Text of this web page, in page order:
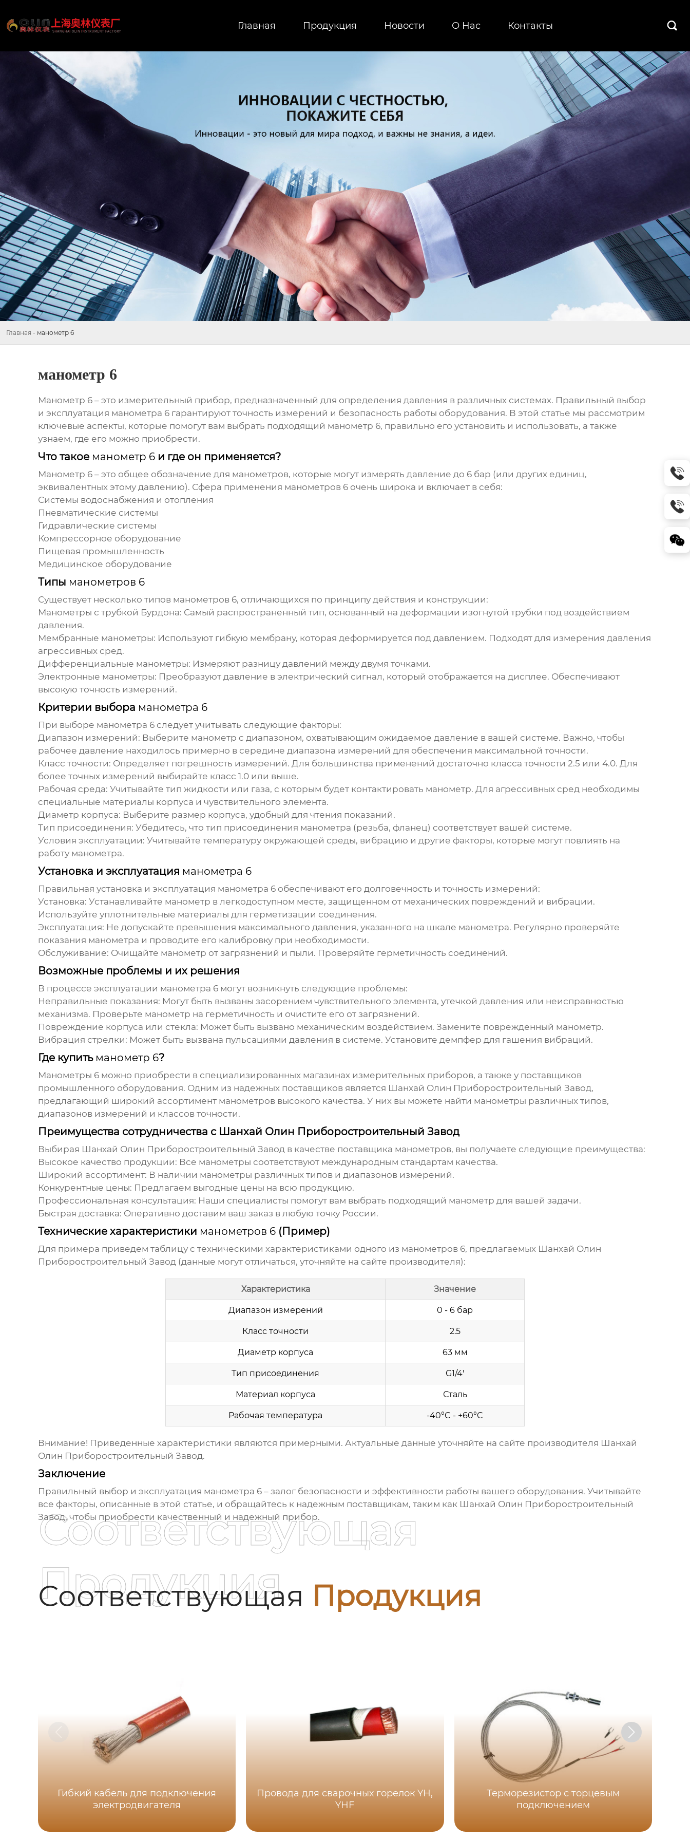
Главная Продукция Новости О Hас Контакты 
Главная - манометр 6
манометр 6
Манометр 6– это измерительный прибор, предназначенный для определения давления в различных системах. Правильный выбор
и эксплуатация манометра 6гарантируют точность измерений и безопасность работы оборудования. В этой статье мы рассмотрим
ключевые аспекты, которые помогут вам выбрать подходящий манометр 6, правильно его установить и использовать, а также
узнаем, где его можно приобрести.
Что такое манометр 6и где он применяется?
Манометр 6– это общее обозначение для манометров, которые могут измерять давление до 6 бар (или других единиц,
эквивалентных этому давлению). Сфера применения манометров 6очень широка и включает в себя:
Системы водоснабжения и отопления
Пневматические системы
Гидравлические системы
Компрессорное оборудование
Пищевая промышленность
Медицинское оборудование
Типы манометров 6
Существует несколько типов манометров 6, отличающихся по принципу действия и конструкции:
Манометры с трубкой Бурдона: Самый распространенный тип, основанный на деформации изогнутой трубки под воздействием
давления.
Мембранные манометры: Используют гибкую мембрану, которая деформируется под давлением. Подходят для измерения давления
агрессивных сред.
Дифференциальные манометры: Измеряют разницу давлений между двумя точками.
Электронные манометры: Преобразуют давление в электрический сигнал, который отображается на дисплее. Обеспечивают
высокую точность измерений.
Критерии выбора манометра 6
При выборе манометра 6следует учитывать следующие факторы:
Диапазон измерений: Выберите манометр с диапазоном, охватывающим ожидаемое давление в вашей системе. Важно, чтобы
рабочее давление находилось примерно в середине диапазона измерений для обеспечения максимальной точности.
Класс точности: Определяет погрешность измерений. Для большинства применений достаточно класса точности 2.5 или 4.0. Для
более точных измерений выбирайте класс 1.0 или выше.
Рабочая среда: Учитывайте тип жидкости или газа, с которым будет контактировать манометр. Для агрессивных сред необходимы
специальные материалы корпуса и чувствительного элемента.
Диаметр корпуса: Выберите размер корпуса, удобный для чтения показаний.
Тип присоединения: Убедитесь, что тип присоединения манометра (резьба, фланец) соответствует вашей системе.
Условия эксплуатации: Учитывайте температуру окружающей среды, вибрацию и другие факторы, которые могут повлиять на
работу манометра.
Установка и эксплуатация манометра 6
Правильная установка и эксплуатация манометра 6обеспечивают его долговечность и точность измерений:
Установка: Устанавливайте манометр в легкодоступном месте, защищенном от механических повреждений и вибрации.
Используйте уплотнительные материалы для герметизации соединения.
Эксплуатация: Не допускайте превышения максимального давления, указанного на шкале манометра. Регулярно проверяйте
показания манометра и проводите его калибровку при необходимости.
Обслуживание: Очищайте манометр от загрязнений и пыли. Проверяйте герметичность соединений.
Возможные проблемы и их решения
В процессе эксплуатации манометра 6могут возникнуть следующие проблемы:
Неправильные показания: Могут быть вызваны засорением чувствительного элемента, утечкой давления или неисправностью
механизма. Проверьте манометр на герметичность и очистите его от загрязнений.
Повреждение корпуса или стекла: Может быть вызвано механическим воздействием. Замените поврежденный манометр.
Вибрация стрелки: Может быть вызвана пульсациями давления в системе. Установите демпфер для гашения вибраций.
Где купить манометр 6?
Манометры 6можно приобрести в специализированных магазинах измерительных приборов, а также у поставщиков
промышленного оборудования. Одним из надежных поставщиков является Шанхай Олин Приборостроительный Завод,
предлагающий широкий ассортимент манометроввысокого качества. У них вы можете найти манометры различных типов,
диапазонов измерений и классов точности.
Преимущества сотрудничества с Шанхай Олин Приборостроительный Завод
Выбирая Шанхай Олин Приборостроительный Заводв качестве поставщика манометров, вы получаете следующие преимущества:
Высокое качество продукции: Все манометры соответствуют международным стандартам качества.
Широкий ассортимент: В наличии манометры различных типов и диапазонов измерений.
Конкурентные цены: Предлагаем выгодные цены на всю продукцию.
Профессиональная консультация: Наши специалисты помогут вам выбрать подходящий манометр для вашей задачи.
Быстрая доставка: Оперативно доставим ваш заказ в любую точку России.
Технические характеристики манометров 6(Пример)
Для примера приведем таблицу с техническими характеристиками одного из манометров 6, предлагаемых Шанхай Олин
Приборостроительный Завод (данные могут отличаться, уточняйте на сайте производителя):
Характеристика Значение
Диапазон измерений 0 - 6 бар
Класс точности 2.5
Диаметр корпуса 63 мм
Тип присоединения G1/4'
Материал корпуса Сталь
Рабочая температура -40°C - +60°C
Внимание! Приведенные характеристики являются примерными. Актуальные данные уточняйте на сайте производителя Шанхай
Олин Приборостроительный Завод.
Заключение
Правильный выбор и эксплуатация манометра 6– залог безопасности и эффективности работы вашего оборудования. Учитывайте
все факторы, описанные в этой статье, и обращайтесь к надежным поставщикам, таким как Шанхай Олин Приборостроительный
Завод, чтобы приобрести качественный и надежный прибор.
Соответствующая Продукция
Соответствующая
Продукция
Гибкий кабель для подключения
электродвигателя
Провода для сварочных горелок YH,
YHF
Терморезистор с торцевым
подключением